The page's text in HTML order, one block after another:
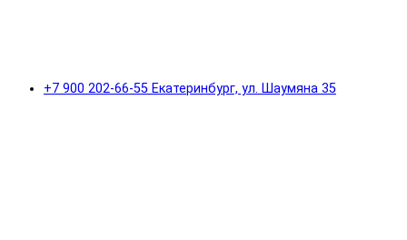
+7 900 202-66-55 Екатеринбург, ул. Шаумяна 35